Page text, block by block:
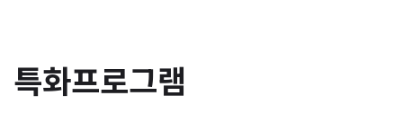
특화프로그램